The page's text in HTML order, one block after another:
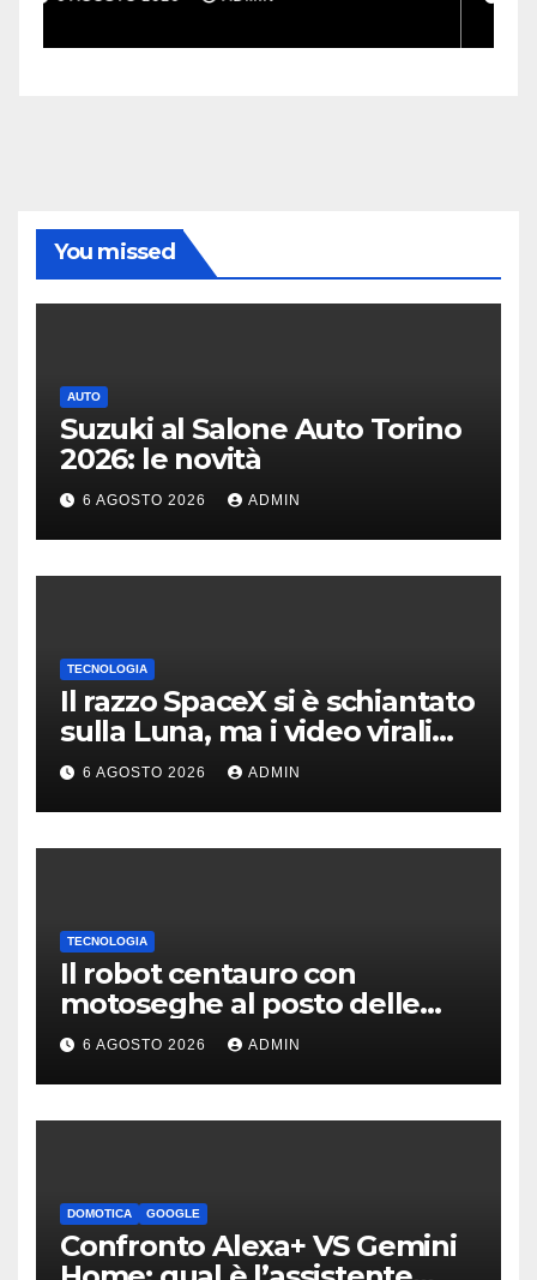
You missed
AUTO
Suzuki al Salone Auto Torino
2026: le novità
6 AGOSTO 2026 ADMIN
TECNOLOGIA
Il razzo SpaceX si è schiantato
sulla Luna, ma i video virali
erano quasi tutti falsi
6 AGOSTO 2026 ADMIN
TECNOLOGIA
Il robot centauro con
motoseghe al posto delle
mani è pronto per le missioni
impossibili
6 AGOSTO 2026 ADMIN
DOMOTICA GOOGLE
Confronto Alexa+ VS Gemini